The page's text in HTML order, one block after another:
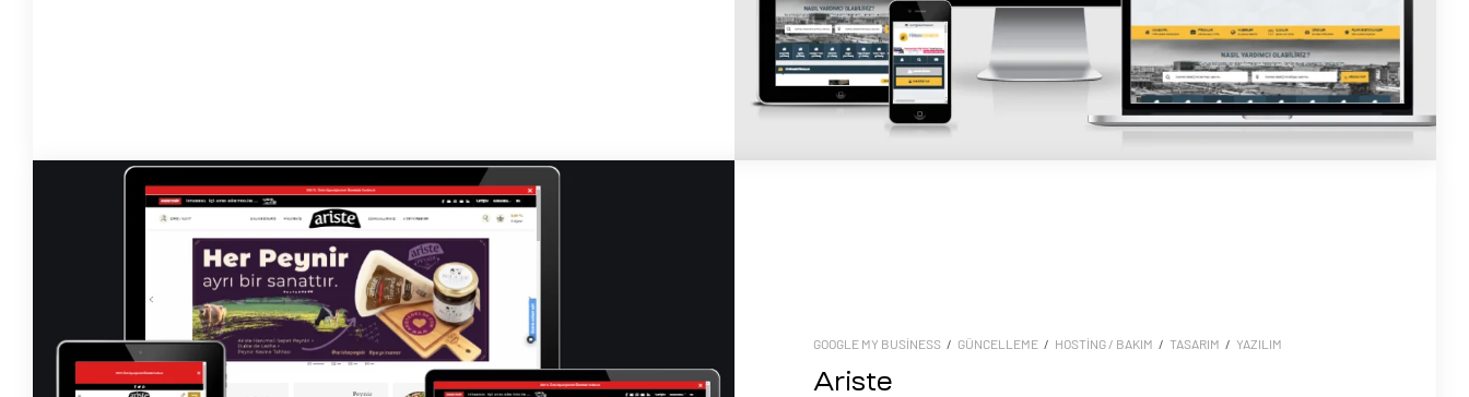
GOOGLE MY BUSINESS / GÜNCELLEME / HOSTING / BAKIM / TASARIM / YAZILIM
Ariste